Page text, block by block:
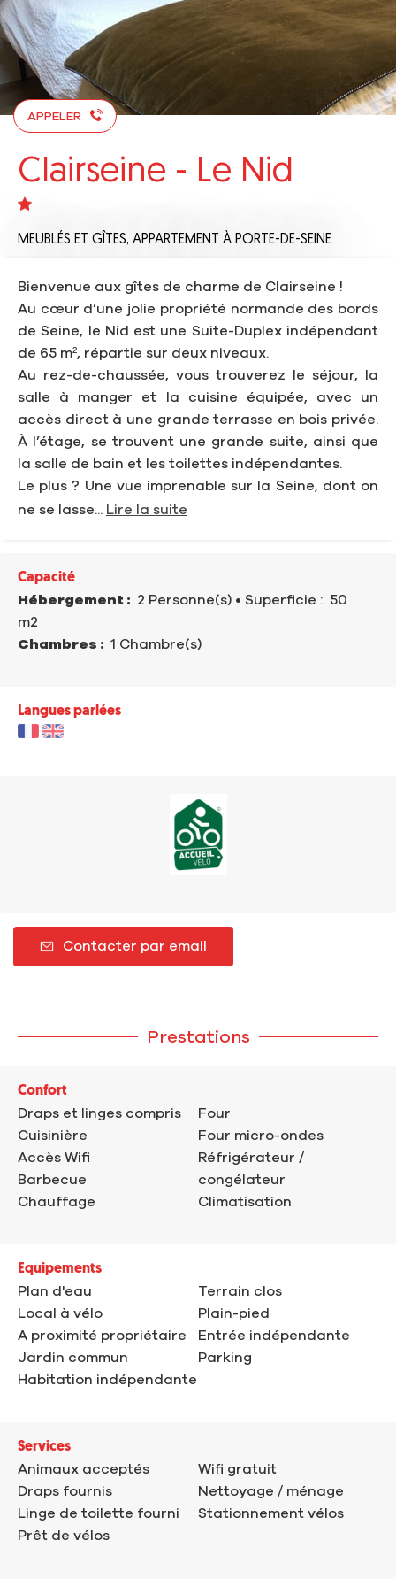
APPELER
Clairseine - Le Nid
MEUBLÉS ET GÎTES, APPARTEMENT À PORTE-DE-SEINE
Bienvenue aux gîtes de charme de Clairseine !
Au cœur d’une jolie propriété normande des bords
de Seine, le Nid est une Suite-Duplex indépendant
de 65 m², répartie sur deux niveaux.
Au rez-de-chaussée, vous trouverez le séjour, la
salle à manger et la cuisine équipée, avec un
accès direct à une grande terrasse en bois privée.
À l’étage, se trouvent une grande suite, ainsi que
la salle de bain et les toilettes indépendantes.
Le plus ? Une vue imprenable sur la Seine, dont on
ne se lasse... Lire la suite
Capacité
Hébergement : 2 Personne(s) • Superficie : 50
m2
Chambres : 1 Chambre(s)
Langues parlées
Contacter par email
Prestations
Confort
Draps et linges compris
Cuisinière
Accès Wifi
Barbecue
Chauffage
Four
Four micro-ondes
Réfrigérateur /
congélateur
Climatisation
Equipements
Plan d'eau
Local à vélo
A proximité propriétaire
Jardin commun
Habitation indépendante
Terrain clos
Plain-pied
Entrée indépendante
Parking
Services
Animaux acceptés
Draps fournis
Linge de toilette fourni
Prêt de vélos
Wifi gratuit
Nettoyage / ménage
Stationnement vélos